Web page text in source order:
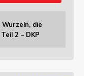
die
2 – DKP